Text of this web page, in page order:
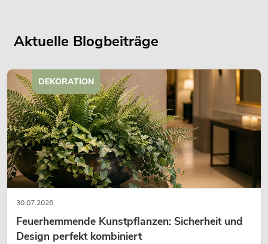
Aktuelle Blogbeiträge
30.07.2026
Feuerhemmende Kunstpflanzen: Sicherheit und
Design perfekt kombiniert
DEKORATION